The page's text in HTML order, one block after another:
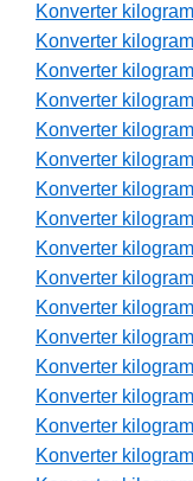
Konverter
Konverter
Konverter
Konverter
Konverter
Konverter
Konverter
Konverter
Konverter
Konverter
Konverter
Konverter
Konverter
Konverter
Konverter
Konverter